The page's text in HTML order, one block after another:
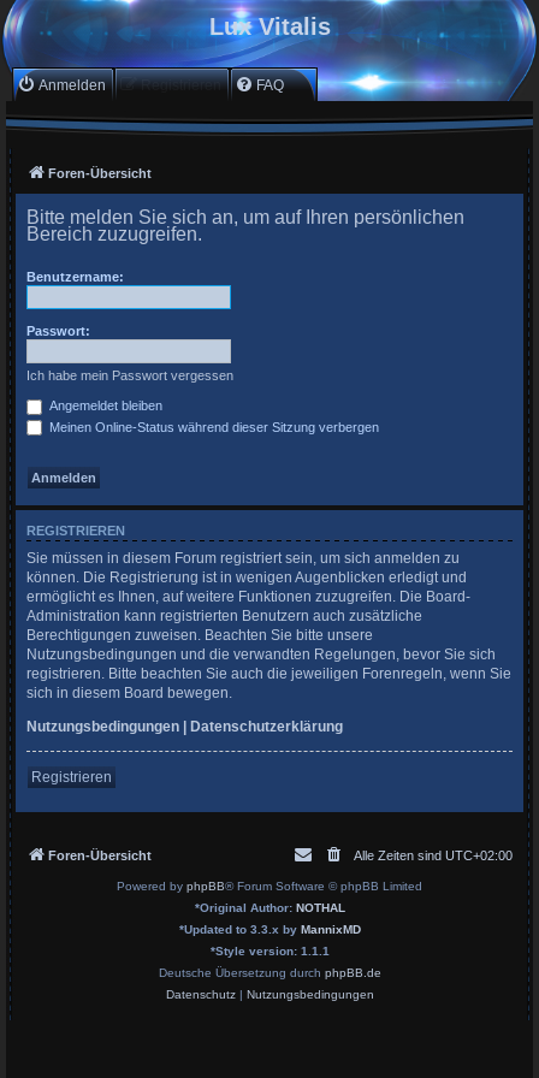
Lux Vitalis
Anmelden Registrieren FAQ
Foren-Übersicht
Bitte melden Sie sich an, um auf Ihren persönlichen
Bereich zuzugreifen.
Benutzername:
Passwort:
Ich habe mein Passwort vergessen
Angemeldet bleiben
Meinen Online-Status während dieser Sitzung verbergen
REGISTRIEREN
Sie müssen in diesem Forum registriert sein, um sich anmelden zu
können. Die Registrierung ist in wenigen Augenblicken erledigt und
ermöglicht es Ihnen, auf weitere Funktionen zuzugreifen. Die Board-
Administration kann registrierten Benutzern auch zusätzliche
Berechtigungen zuweisen. Beachten Sie bitte unsere
Nutzungsbedingungen und die verwandten Regelungen, bevor Sie sich
registrieren. Bitte beachten Sie auch die jeweiligen Forenregeln, wenn Sie
sich in diesem Board bewegen.
Nutzungsbedingungen | Datenschutzerklärung
Registrieren
Foren-Übersicht Alle Zeiten sind UTC+02:00
Powered by phpBB® Forum Software © phpBB Limited
*Original Author: NOTHAL
*Updated to 3.3.x by MannixMD
*Style version: 1.1.1
Deutsche Übersetzung durch phpBB.de
Datenschutz| Nutzungsbedingungen